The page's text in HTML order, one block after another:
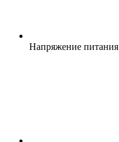
Напряжение питания